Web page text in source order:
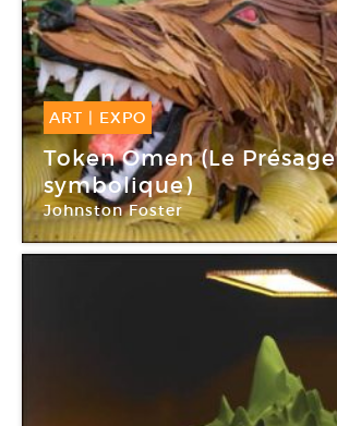
ART | EXPO
18 Sep -05 Déc 2010
Token Omen (Le Présage
symbolique)
Johnston Foster
Centre d’art Bastille